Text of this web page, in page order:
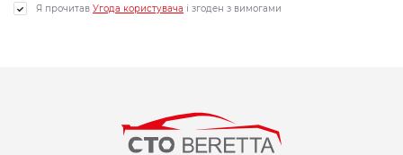
Я прочитав Угода користувача і згоден з вимогами